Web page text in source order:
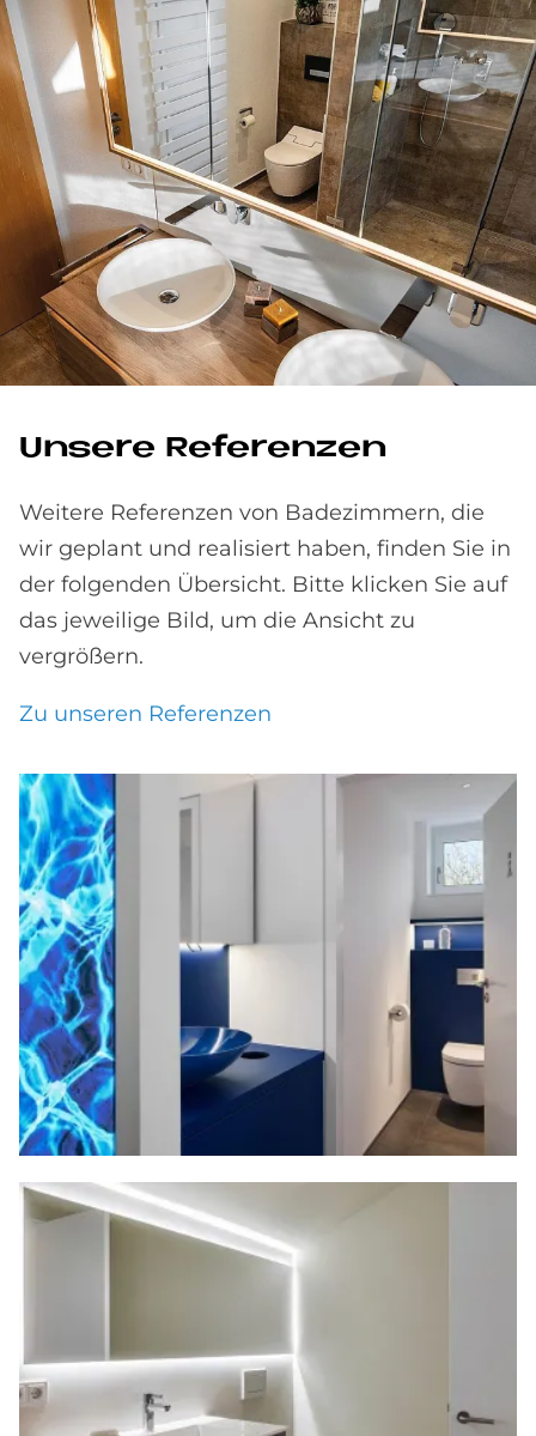
Un­se­re Re­fe­ren­zen
Weitere Referenzen von Badezimmern, die
wir geplant und realisiert haben, finden Sie in
der folgenden Übersicht. Bitte klicken Sie auf
das jeweilige Bild, um die Ansicht zu
vergrößern.
Zu unseren Referenzen